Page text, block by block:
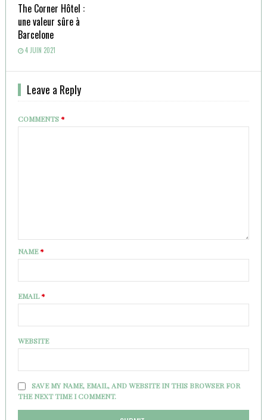
The Corner Hôtel :
une valeur sûre à
Barcelone
4 JUIN 2021
Leave a Reply
COMMENTS*
NAME*
EMAIL*
WEBSITE
SAVE MY NAME, EMAIL, AND WEBSITE IN THIS BROWSER FOR
THE NEXT TIME I COMMENT.